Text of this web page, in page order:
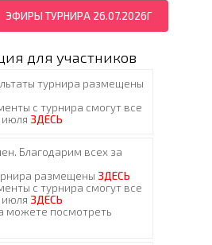
ЭФИРЫ ТУРНИРА 26.07.2026Г
для участников